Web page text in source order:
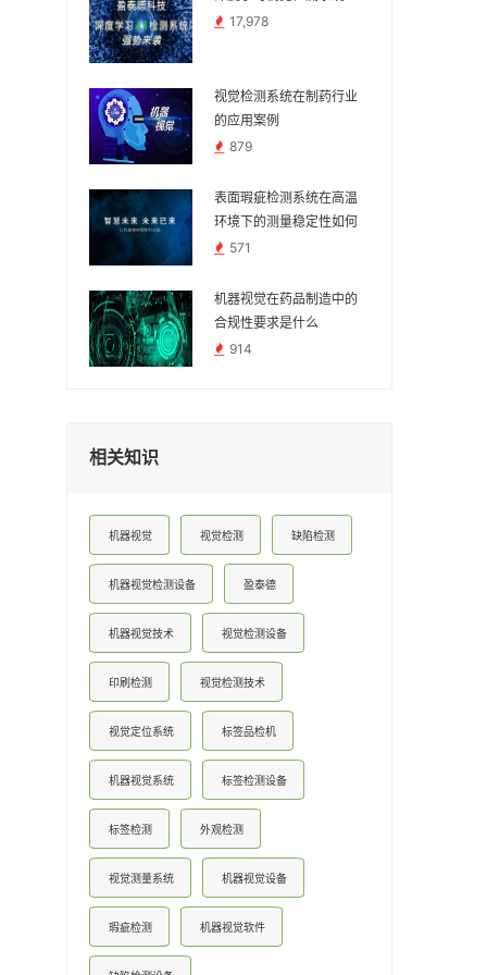
17,978
视觉检测系统在制药行业
的应用案例
879
表面瑕疵检测系统在高温
环境下的测量稳定性如何
571
机器视觉在药品制造中的
合规性要求是什么
914
相关知识
机器视觉 视觉检测 缺陷检测
机器视觉检测设备 盈泰德
机器视觉技术 视觉检测设备
印刷检测 视觉检测技术
视觉定位系统 标签品检机
机器视觉系统 标签检测设备
标签检测 外观检测
视觉测量系统 机器视觉设备
瑕疵检测 机器视觉软件